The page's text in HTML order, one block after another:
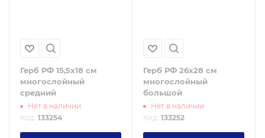
Герб РФ 15,5х18 см
многослойный
средний
Нет в наличии
Код: 133254
Герб РФ 26х28 см
многослойный
большой
Нет в наличии
Код: 133252